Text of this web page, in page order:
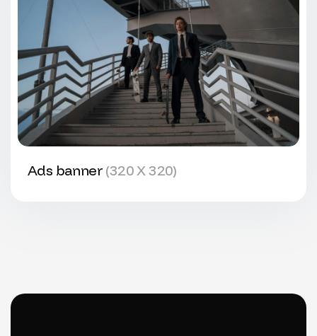
Ads banner (320 X 320)